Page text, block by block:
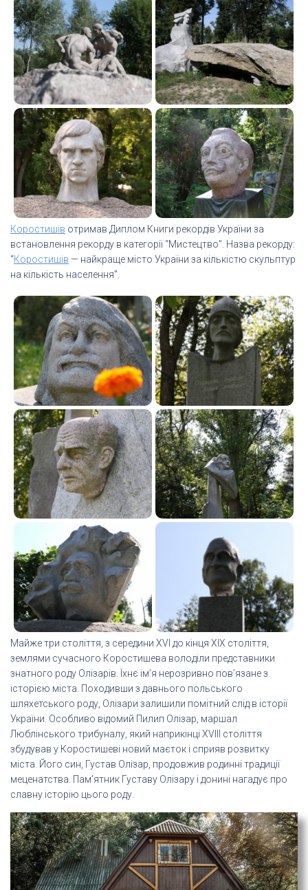
Коростишів отримав Диплом Книги рекордів України за
встановлення рекорду в категорії “Мистецтво”. Назва рекорду:
“Коростишів — найкраще місто України за кількістю скульптур
на кількість населення”.
Майже три століття, з середини XVI до кінця XIX століття,
землями сучасного Коростишева володіли представники
знатного роду Олізарів. Їхнє ім’я нерозривно пов’язане з
історією міста. Походивши з давнього польського
шляхетського роду, Олізари залишили помітний слід в історії
України. Особливо відомий Пилип Олізар, маршал
Люблінського трибуналу, який наприкінці XVIII століття
збудував у Коростишеві новий маєток і сприяв розвитку
міста. Його син, Густав Олізар, продовжив родинні традиції
меценатства. Пам’ятник Густаву Олізару і донині нагадує про
славну історію цього роду.